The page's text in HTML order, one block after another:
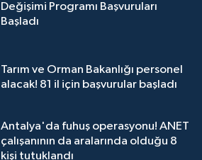
Değişimi Programı Başvuruları
Başladı
Tarım ve Orman Bakanlığı personel
alacak! 81 il için başvurular başladı
Antalya'da fuhuş operasyonu! ANET
çalışanının da aralarında olduğu 8
kişi tutuklandı